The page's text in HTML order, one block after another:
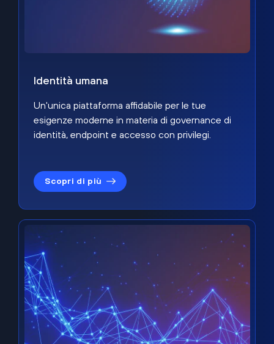
Identità umana
Un'unica piattaforma affidabile per le tue
esigenze moderne in materia di governance di
identità, endpoint e accesso con privilegi.
Scopri di più